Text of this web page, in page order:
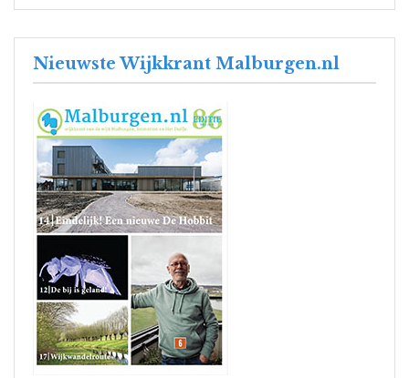
Nieuwste Wijkkrant Malburgen.nl